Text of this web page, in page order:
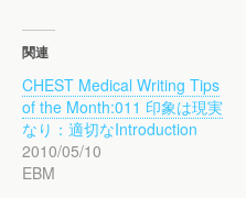
関連
CHEST Medical Writing Tips
of the Month:011 印象は現実
なり：適切なIntroduction
2010/05/10
EBM